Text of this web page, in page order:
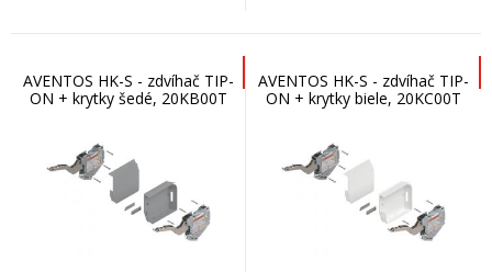
AVENTOS HK-S - zdvíhač TIP-
ON + krytky šedé, 20KB00T
AVENTOS HK-S - zdvíhač TIP-
ON + krytky biele, 20KC00T